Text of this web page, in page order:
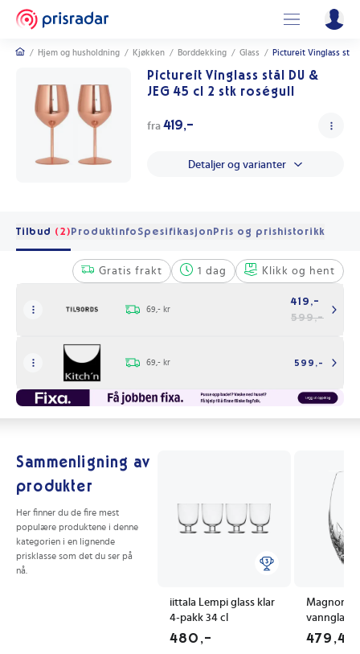
/ Hjem og husholdning / Kjøkken / Borddekking / Glass / Pictureit Vinglass stål
Pictureit Vinglass stål DU &
JEG 45 cl 2 stk roségull
fra 419,-
Detaljer og varianter
Tilbud (2)Produktinfo SpesifikasjonPris og prishistorikk
Gratis frakt 1 dag Klikk og hent
69,- kr
419,-
599,-
69,- kr 599,-
Sammenligning av
produkter
Her finner du de fire mest
populære produktene i denne
kategorien i en lignende
prisklasse som det du ser på
nå.
iittala Lempi glass klar
4-pakk 34 cl
480,-
Magnor
vannglass
479,4